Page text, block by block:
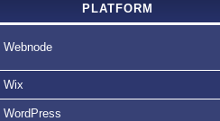
PLATFORM
Webnode
Wix
WordPress